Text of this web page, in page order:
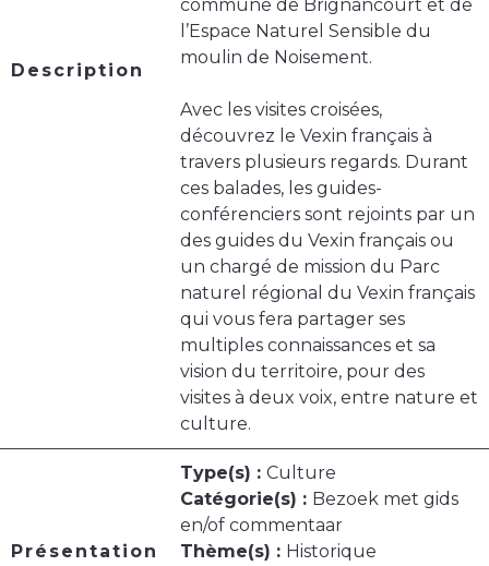
Description
commune de Brignancourt et de
l’Espace Naturel Sensible du
moulin de Noisement.
Avec les visites croisées,
découvrez le Vexin français à
travers plusieurs regards. Durant
ces balades, les guides-
conférenciers sont rejoints par un
des guides du Vexin français ou
un chargé de mission du Parc
naturel régional du Vexin français
qui vous fera partager ses
multiples connaissances et sa
vision du territoire, pour des
visites à deux voix, entre nature et
culture.
Présentation
Type(s) : Culture
Catégorie(s) : Bezoek met gids
en/of commentaar
Thème(s) : Historique